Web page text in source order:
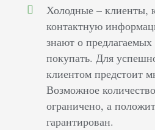
Холодные – клиенты,
контактную
знают о
покупать. Для
клиентом предстоит
Возможное
ограничено, а
гарантирован.